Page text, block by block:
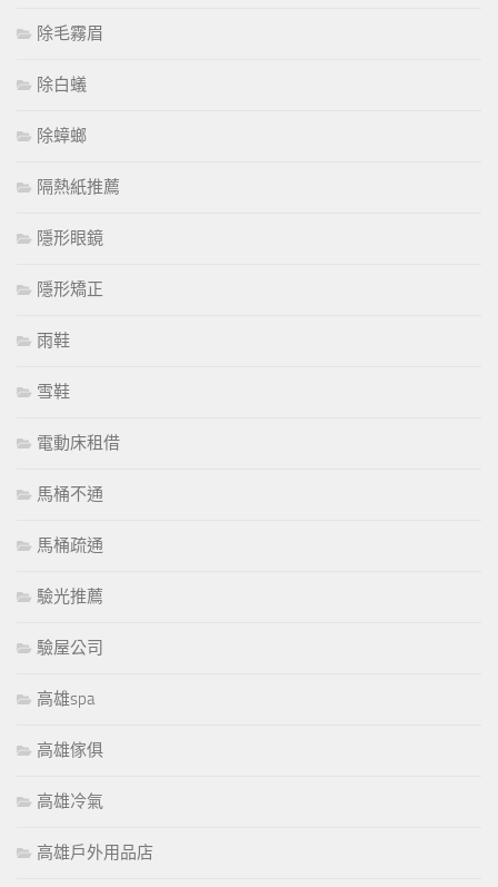
除毛霧眉
除白蟻
除蟑螂
隔熱紙推薦
隱形眼鏡
隱形矯正
雨鞋
雪鞋
電動床租借
馬桶不通
馬桶疏通
驗光推薦
驗屋公司
高雄spa
高雄傢俱
高雄冷氣
高雄戶外用品店